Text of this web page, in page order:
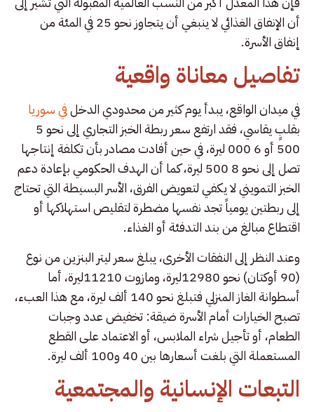
أن الإنفاق الغذائي لا ينبغي أن يتجاوز نحو 25 في المئة من
إنفاق الأسرة.
تفاصيل معاناة واقعية
في ميدان الواقع، يبدأ يوم كثير من محدودي الدخلفي سوريا
بقلبٍ يقاسي، فقد ارتفع سعر ربطة الخبز التجاري إلى نحو 5
500 أو 6 000 ليرة، في حين أفادت مصادر بأن تكلفة إنتاجها
تصل إلى نحو 8 500 ليرة، كما أن الهدف الحكومي بإعادة دعم
الخبز التمويني لا يكفي لتعويض الفرق، الأسر البسيطة التي تحتاج
إلى ربطتين يومياً تجد نفسها مضطرة لتقليص استهلاكها أو
اقتطاع مبالغ من بند التدفئة أو الغذاء.
وعند النظر إلى النفقات الأخرى، يبلغ سعر ليتر البنزين من نوع
(90 أوكتان) نحو 12980ليرة، ومازوت 11210ليرة، أما
أسطوانة الغاز المنزلي فتبلغ نحو 140 ألف ليرة، مع هذا العبء،
تصبح الخيارات أمام الأسرة ضيقة: تخفيض عدد وجبات
الطعام، أو تأجيل شراء الملابس، أو الاعتماد على القطع
المستعملة التي بلغت أسعارها بين 40 و100 ألف ليرة.
التبعات الإنسانية والمجتمعية